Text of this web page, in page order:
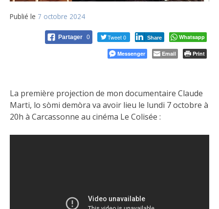
Publié le 7 octobre 2024
Partager 0 Tweet 0 Share Whatsapp
Messenger Email Print
La première projection de mon documentaire Claude
Marti, lo sòmi demòra va avoir lieu le lundi 7 octobre à
20h à Carcassonne au cinéma Le Colisée :